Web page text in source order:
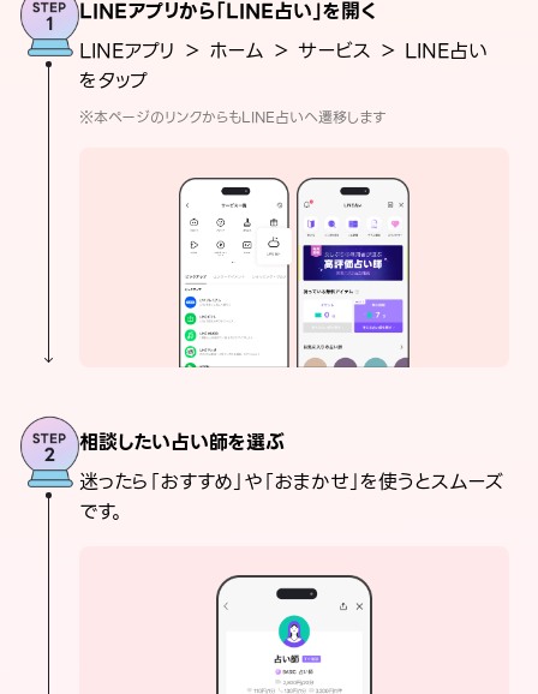
LINEアプリから「LINE占い」を開く
LINEアプリ ＞ ホーム ＞ サービス ＞ LINE占い
をタップ
※本ページのリンクからもLINE占いへ遷移します
相談したい占い師を選ぶ
迷ったら「おすすめ」や「おまかせ」を使うとスムーズ
です。